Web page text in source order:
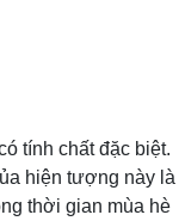
tính chất đặc biệt.
hiện tượng này là
thời gian mùa hè